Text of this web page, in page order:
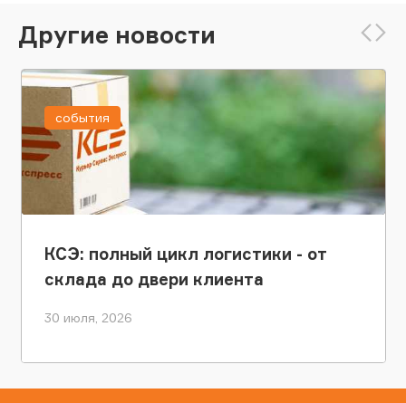
Другие новости
КСЭ: полный цикл логистики - от
склада до двери клиента
30 июля, 2026
события